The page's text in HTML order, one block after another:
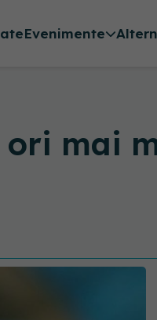
Evenimente
ori mai